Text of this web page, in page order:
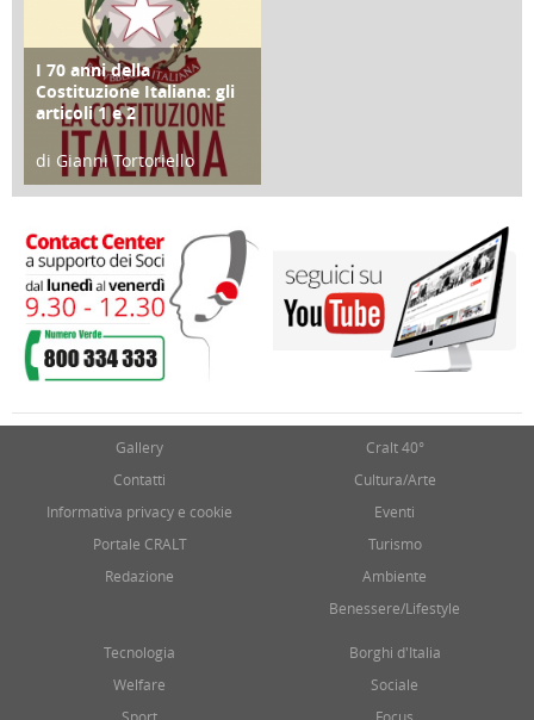
FOCUS
I 70 anni della
Costituzione Italiana: gli
articoli 1 e 2
di Gianni Tortoriello
17 Marzo 2018
Gallery
Contatti
Informativa privacy e cookie
Portale CRALT
Redazione
Cralt 40°
Cultura/Arte
Eventi
Turismo
Ambiente
Benessere/Lifestyle
Tecnologia
Welfare
Sport
Borghi d'Italia
Sociale
Focus